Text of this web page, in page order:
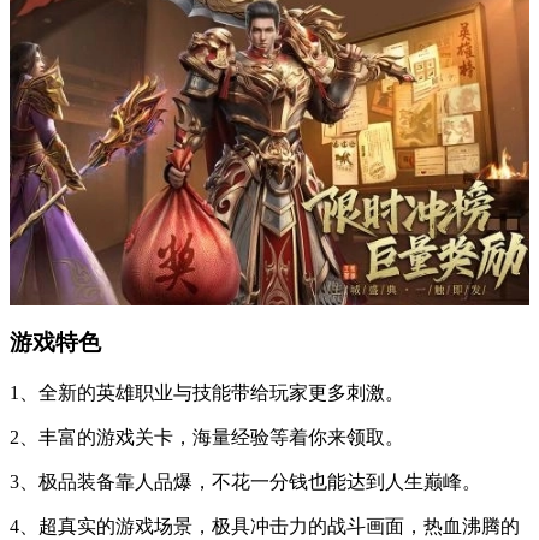
游戏特色
1、全新的英雄职业与技能带给玩家更多刺激。
2、丰富的游戏关卡，海量经验等着你来领取。
3、极品装备靠人品爆，不花一分钱也能达到人生巅峰。
4、超真实的游戏场景，极具冲击力的战斗画面，热血沸腾的